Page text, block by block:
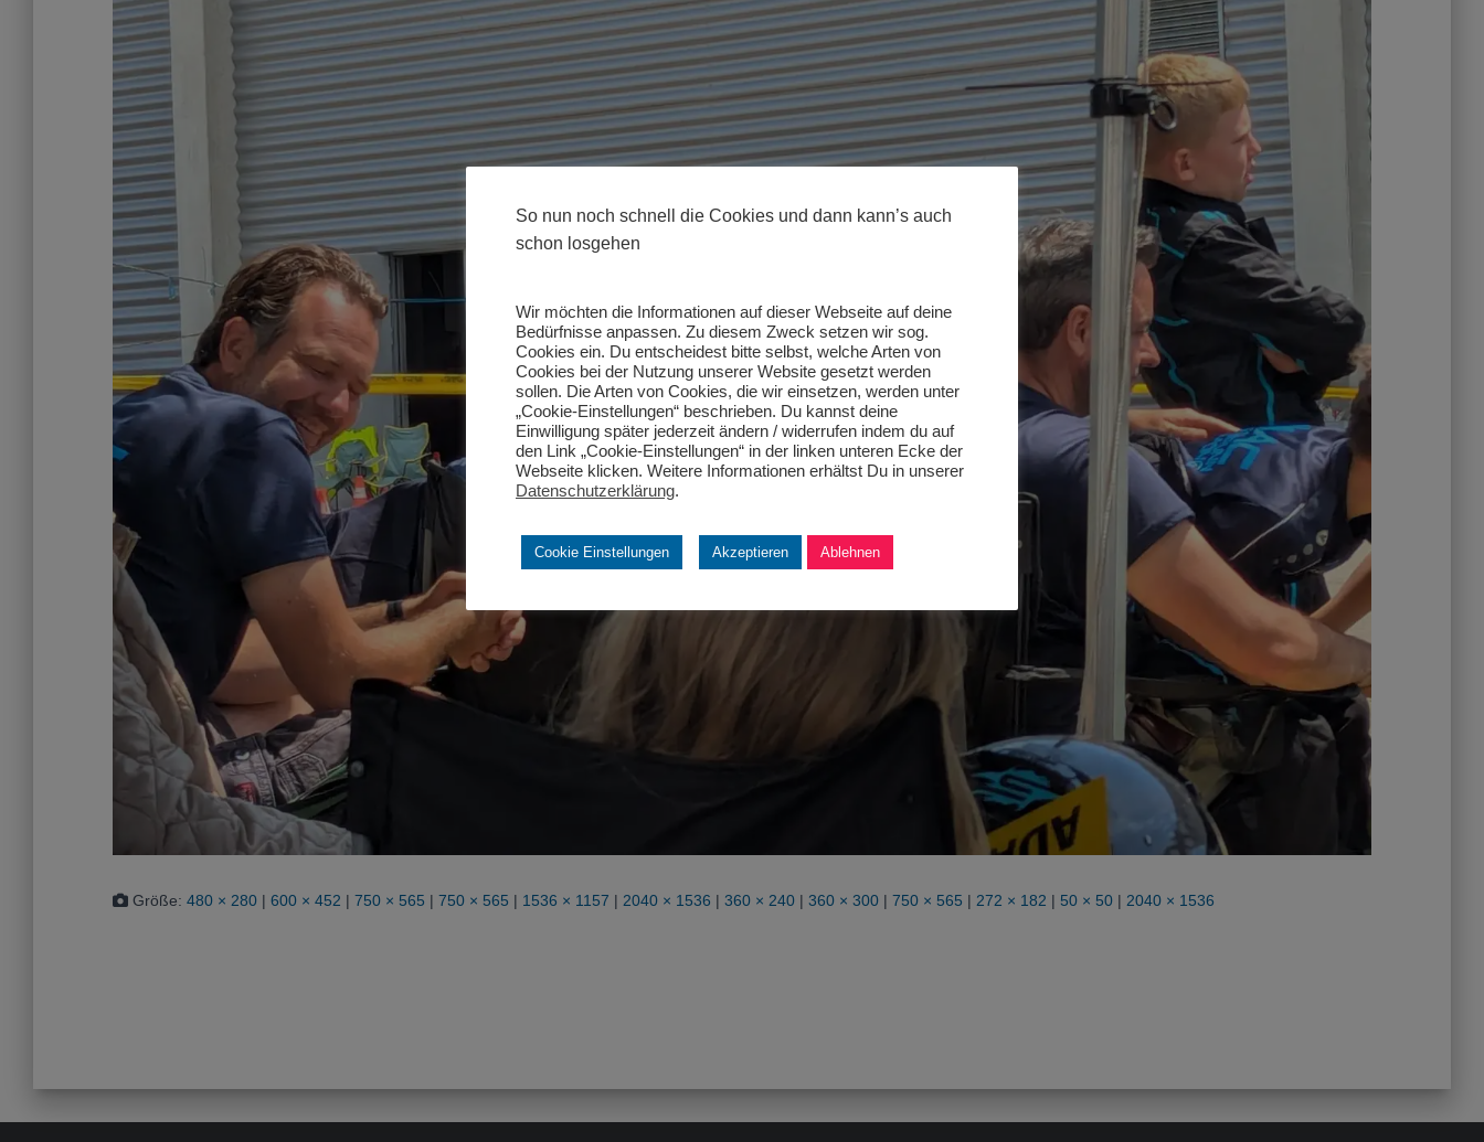
Größe: 480 × 280 | 600 × 452 | 750 × 565 | 750 × 565 | 1536 × 1157 | 2040 × 1536 | 360 × 240 | 360 × 300 | 750 × 565 | 272 × 182 | 50 × 50 | 2040 × 1536
So nun noch schnell die Cookies und dann kann’s auch
schon losgehen
Wir möchten die Informationen auf dieser Webseite auf deine
Bedürfnisse anpassen. Zu diesem Zweck setzen wir sog.
Cookies ein. Du entscheidest bitte selbst, welche Arten von
Cookies bei der Nutzung unserer Website gesetzt werden
sollen. Die Arten von Cookies, die wir einsetzen, werden unter
„Cookie-Einstellungen“ beschrieben. Du kannst deine
Einwilligung später jederzeit ändern / widerrufen indem du auf
den Link „Cookie-Einstellungen“ in der linken unteren Ecke der
Webseite klicken. Weitere Informationen erhältst Du in unserer
Datenschutzerklärung.
Cookie Einstellungen Akzeptieren Ablehnen